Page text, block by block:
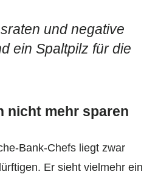
und negative
ein Spaltpilz für die
nicht mehr sparen
Bank-Chefs liegt zwar
Er sieht vielmehr ein